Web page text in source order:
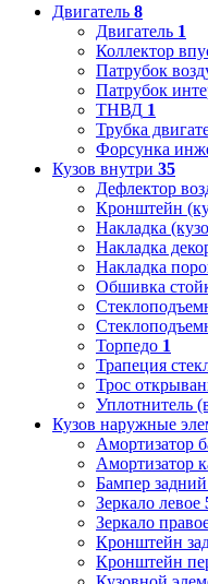
Двигатель 8
Двигатель 1
Коллектор
Патрубок
Патрубок
ТНВД 1
Трубка
Форсунка
Кузов внутри 35
Дефлектор
Кронштейн
Накладка
Накладка
Накладка
Обшивка
Торпедо 1
Трапеция
Трос
Уплотнитель
Кузов наружные
Амортизатор
Амортизатор
Бампер задний
Зеркало левое
Зеркало
Кронштейн
Кронштейн